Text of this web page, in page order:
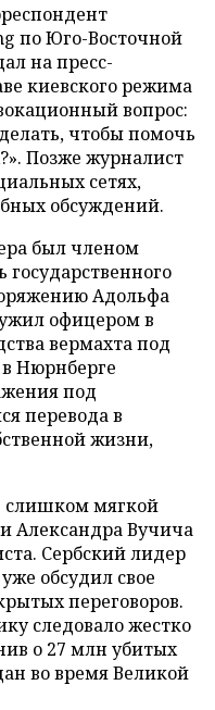
по Юго-Восточной
на пресс-
киевского режима
вопрос:
чтобы помочь
Позже журналист
сетях,
обсуждений.
был членом
Адольфа
офицером в
вермахта под
Нюрнберге
под
перевода в
жизни,
слишком мягкой
Александра Вучича
Сербский лидер
обсудил свое
переговоров.
следовало жестко
о 27 млн убитых
во время Великой